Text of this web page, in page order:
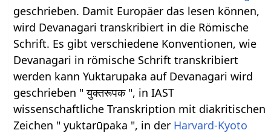
geschrieben. Damit Europäer das lesen können,
wird Devanagari transkribiert in die Römische
Schrift. Es gibt verschiedene Konventionen, wie
Devanagari in römische Schrift transkribiert
werden kann Yuktarupaka auf Devanagari wird
geschrieben " युक्तरूपक ", in IAST
wissenschaftliche Transkription mit diakritischen
Zeichen " yuktarūpaka ", in der Harvard-Kyoto